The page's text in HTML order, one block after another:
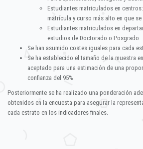
Estudiantes matriculados en
matrícula y curso más alto en que
Estudiantes matriculados en
estudios de Doctorado o Posgrado
Se han asumido costes iguales para cada
Se ha establecido el tamaño de la muestra
aceptado para una estimación de una
confianza del 95%
Posteriormente se ha realizado una ponderación
obtenidos en la encuesta para asegurar la
cada estrato en los indicadores finales.